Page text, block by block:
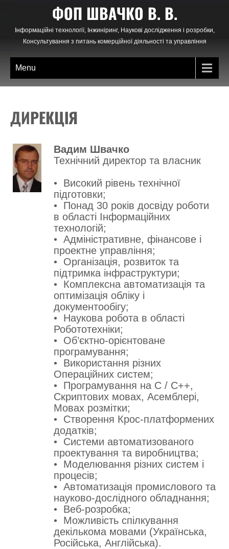
content
ФОП ШВАЧКО В. В.
Інформаційні технології, Інжиніринг, Наукові дослідження і розробки,
Консультування з питань комерційної діяльності та управління
Menu
ДИРЕКЦІЯ
Вадим Швачко
Технічний директор та власник
• Високий рівень технічної
підготовки;
• Понад 30 років досвіду роботи
в області Інформаційних
технологій;
• Адміністративне, фінансове і
проектне управління;
• Організація, розвиток та
підтримка інфраструктури;
• Комплексна автоматизація та
оптимізація обліку і
документообігу;
• Наукова робота в області
Робототехніки;
• Об’єктно-орієнтоване
програмування;
• Використання різних
Операційних систем;
• Програмування на C / C++,
Скриптових мовах, Асемблері,
Мовах розмітки;
• Створення Крос-платформених
додатків;
• Системи автоматизованого
проектування та виробництва;
• Моделювання різних систем і
процесів;
• Автоматизація промислового та
науково-дослідного обладнання;
• Веб-розробка;
• Можливість спілкування
декількома мовами (Українська,
Російська, Англійська).